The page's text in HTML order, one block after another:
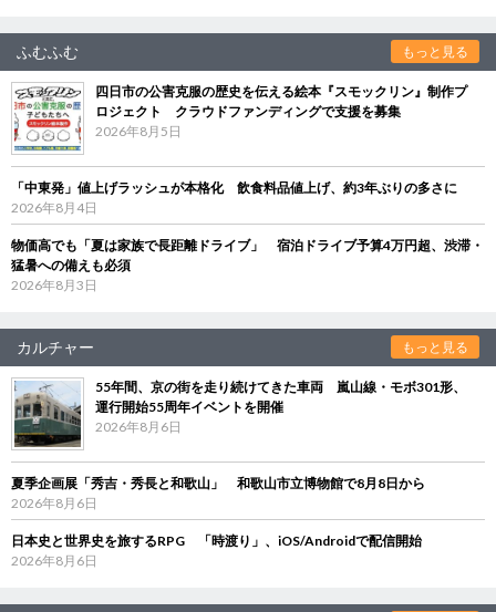
ふむふむ もっと見る
四日市の公害克服の歴史を伝える絵本『スモックリン』制作プ
ロジェクト クラウドファンディングで支援を募集
2026年8月5日
「中東発」値上げラッシュが本格化 飲食料品値上げ、約3年ぶりの多さに
2026年8月4日
物価高でも「夏は家族で長距離ドライブ」 宿泊ドライブ予算4万円超、渋滞・
猛暑への備えも必須
2026年8月3日
カルチャー もっと見る
55年間、京の街を走り続けてきた車両 嵐山線・モボ301形、
運行開始55周年イベントを開催
2026年8月6日
夏季企画展「秀吉・秀長と和歌山」 和歌山市立博物館で8月8日から
2026年8月6日
日本史と世界史を旅するRPG 「時渡り」、iOS/Androidで配信開始
2026年8月6日